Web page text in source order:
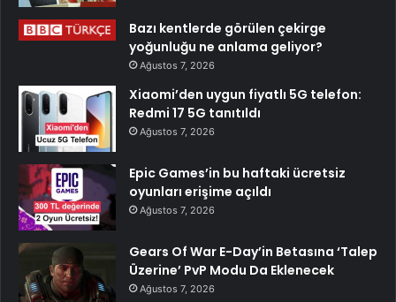
Bazı kentlerde görülen çekirge
yoğunluğu ne anlama geliyor?
Ağustos 7, 2026
Xiaomi’den uygun fiyatlı 5G telefon:
Redmi 17 5G tanıtıldı
Ağustos 7, 2026
Epic Games’in bu haftaki ücretsiz
oyunları erişime açıldı
Ağustos 7, 2026
Gears Of War E-Day’in Betasına ‘Talep
Üzerine’ PvP Modu Da Eklenecek
Ağustos 7, 2026